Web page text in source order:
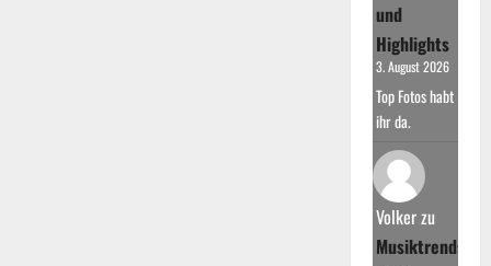
und
Highlights
3. August 2026
Top Fotos habt
ihr da.
Volkerzu
Musiktrends